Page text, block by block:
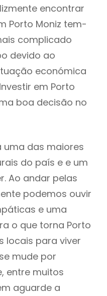
encontrar
Porto Moniz tem-
complicado
devido ao
económica
em Porto
boa decisão no
uma das maiores
do país e e um
Ao andar pelas
podemos ouvir
e uma
o que torna Porto
locais para viver
mude por
entre muitos
aguarde a